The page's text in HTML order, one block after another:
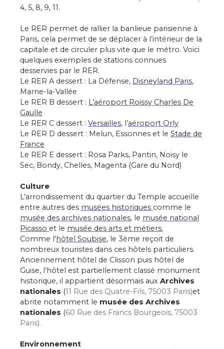
4, 5, 8, 9, 11.
Le RER permet de rallier la banlieue parisienne à
Paris, cela permet de se déplacer à l’intérieur de la
capitale et de circuler plus vite que le métro. Voici
quelques exemples de stations connues
desservies par le RER.
Le RER A dessert : La Défense, Disneyland Paris,
Marne-la-Vallée
Le RER B dessert : L’aéroport Roissy Charles De
Gaulle
Le RER C dessert : Versailles, l’aéroport Orly
Le RER D dessert : Melun, Essonnes et le Stade de
France
Le RER E dessert : Rosa Parks, Pantin, Noisy le
Sec, Bondy, Chelles, Magenta (Gare du Nord)
Culture
L’arrondissement du quartier du Temple accueille
entre autres des musées historiques comme le
musée des archives nationales, le musée national
Picasso et le musée des arts et métiers.
Comme l'hôtel Soubise, le 3ème reçoit de
nombreux touristes dans ces hôtels particuliers.
Anciennement hôtel de Clisson puis hôtel de
Guise, l’hôtel est partiellement classé monument
historique, il appartient désormais aux Archives
nationales (11 Rue des Quatre-Fils, 75003 Paris)et
abrite notamment le musée des Archives
nationales (60 Rue des Francs Bourgeois, 75003
Paris).
Environnement